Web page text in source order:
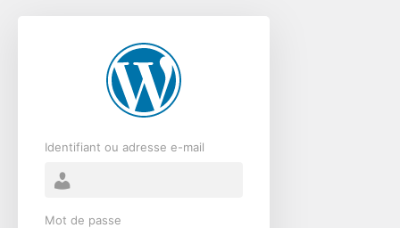
Identifiant ou adresse e-mail
Mot de passe